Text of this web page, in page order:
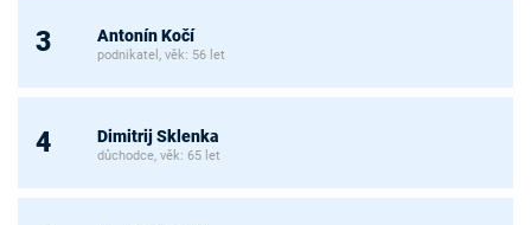
3 Antonín Kočí
podnikatel, věk: 56 let
4 Dimitrij Sklenka
důchodce, věk: 65 let